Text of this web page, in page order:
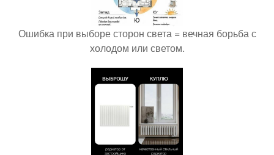
Ошибка при выборе сторон света = вечная борьба с
холодом или светом.